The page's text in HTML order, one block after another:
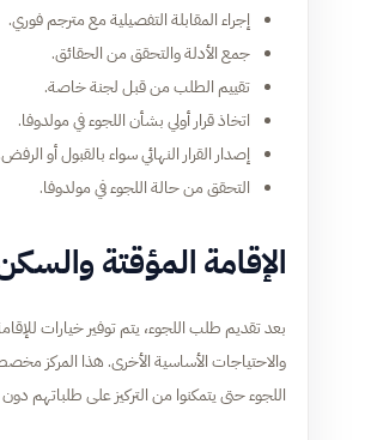
إجراء المقابلة التفصيلية مع مترجم فوري.
جمع الأدلة والتحقق من الحقائق.
تقييم الطلب من قبل لجنة خاصة.
اتخاذ قرار أولي بشأن اللجوء في مولدوفا.
إصدار القرار النهائي سواء بالقبول أو الرفض.
التحقق من حالة اللجوء في مولدوفا.
الإقامة المؤقتة
بعد تقديم طلب اللجوء، يتم توفير خيارات
والاحتياجات الأساسية الأخرى. هذا المركز
اللجوء حتى يتمكنوا من التركيز على طلباتهم